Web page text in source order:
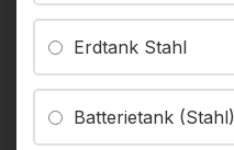
Erdtank Stahl
Batterietank (Stahl)